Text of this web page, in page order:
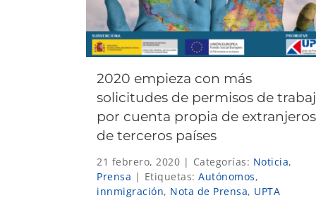
2020 empieza con más
solicitudes de permisos de
por cuenta propia de extranjeros
de terceros países
21 febrero, 2020 | Categorías: Noticia,
Prensa | Etiquetas: Autónomos,
innmigración, Nota de Prensa, UPTA